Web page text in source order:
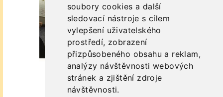
soubory cookies a další
sledovací nástroje s cílem
vylepšení uživatelského
prostředí, zobrazení
přizpůsobeného obsahu a reklam,
analýzy návštěvnosti webových
stránek a zjištění zdroje
návštěvnosti.